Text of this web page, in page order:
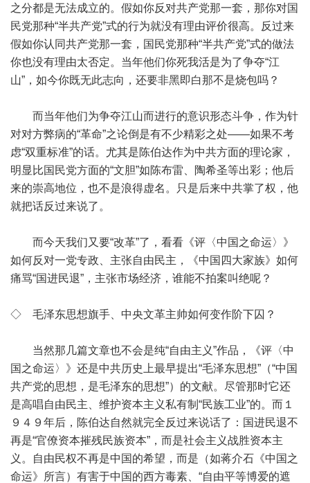
之分都是无法成立的。假如你反对共产党那一套，那你对国
民党那种“半共产党”式的行为就没有理由评价很高。反过来
假如你认同共产党那一套，国民党那种“半共产党”式的做法
你也没有理由太否定。当年他们你死我活是为了争夺“江
山”，如今你既无此志向，还要非黑即白那不是烧包吗？
而当年他们为争夺江山而进行的意识形态斗争，作为针
对对方弊病的“革命”之论倒是有不少精彩之处——如果不考
虑“双重标准”的话。尤其是陈伯达作为中共方面的理论家，
明显比国民党方面的“文胆”如陈布雷、陶希圣等出彩；他后
来的崇高地位，也不是浪得虚名。只是后来中共掌了权，他
就把话反过来说了。
而今天我们又要“改革”了，看看《评〈中国之命运〉》
如何反对一党专政、主张自由民主，《中国四大家族》如何
痛骂“国进民退”，主张市场经济，谁能不拍案叫绝呢？
◇ 毛泽东思想旗手、中央文革主帅如何变作阶下囚？
当然那几篇文章也不会是纯“自由主义”作品，《评〈中
国之命运〉》还是中共历史上最早提出“毛泽东思想”（“中国
共产党的思想，是毛泽东的思想”）的文献。尽管那时它还
是高唱自由民主、维护资本主义私有制“民族工业”的。而１
９４９年后，陈伯达自然就完全反过来说话了：国进民退不
再是“官僚资本摧残民族资本”，而是社会主义战胜资本主
义。自由民权不再是中国的希望，而是（如蒋介石《中国之
命运》所言）有害于中国的西方毒素、“自由平等博爱的遮